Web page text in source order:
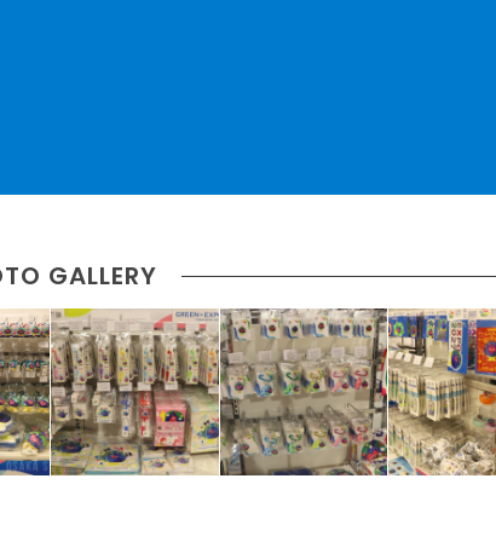
GALLERY